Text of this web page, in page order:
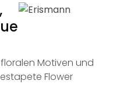
Motiven und
Flower